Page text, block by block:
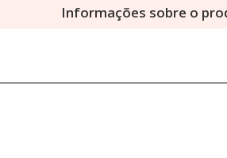
Informações sobre o